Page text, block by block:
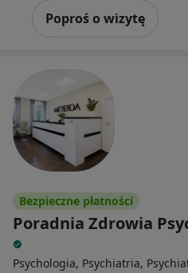
Poproś o wizytę
Bezpieczne płatności
Poradnia Zdrowia
Psychologia, Psychiatria,